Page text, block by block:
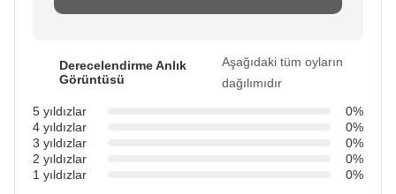
Derecelendirme Anlık
Görüntüsü
Aşağıdaki tüm oyların
dağılımıdır
5 yıldızlar
0%
4 yıldızlar
0%
3 yıldızlar
0%
2 yıldızlar
0%
1 yıldızlar
0%